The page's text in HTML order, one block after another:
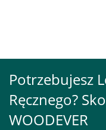
Potrzebujesz
Ręcznego?
WOODEVER